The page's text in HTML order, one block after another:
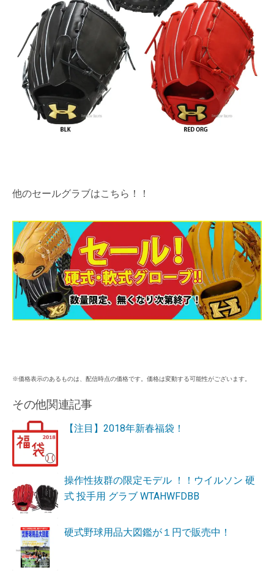
他のセールグラブはこちら！！
※価格表示のあるものは、配信時点の価格です。価格は変動する可能性がございます。
その他関連記事
【注目】2018年新春福袋！
操作性抜群の限定モデル ！！ウイルソン 硬
式 投手用 グラブ WTAHWFDBB
硬式野球用品大図鑑が１円で販売中！